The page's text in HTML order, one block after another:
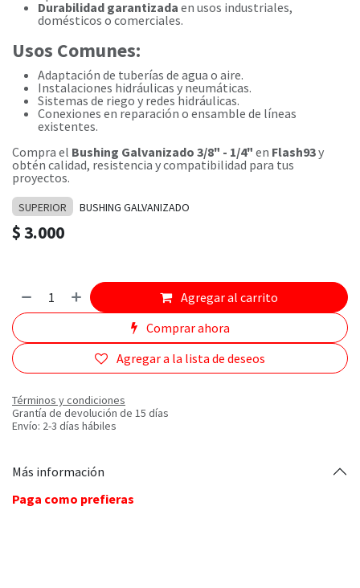
Durabilidad garantizada en usos industriales,
domésticos o comerciales.
Usos Comunes:
Adaptación de tuberías de agua o aire.
Instalaciones hidráulicas y neumáticas.
Sistemas de riego y redes hidráulicas.
Conexiones en reparación o ensamble de líneas
existentes.
Compra el Bushing Galvanizado 3/8" - 1/4" en Flash93y
obtén calidad, resistencia y compatibilidad para tus
proyectos.
SUPERIOR BUSHING GALVANIZADO
$3.000
Agregar al carrito
Comprar ahora
Agregar a la lista de deseos
Términos y condiciones
Grantía de devolución de 15 días
Envío: 2-3 días hábiles
Más información
Paga como prefieras